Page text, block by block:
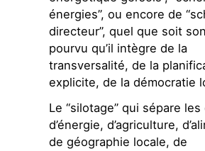
énergies”, ou encore de
directeur”, quel que soit
pourvu qu’il intègre de la
transversalité, de la
explicite, de la démocratie
Le “silotage” qui sépare
d’énergie, d’agriculture,
de géographie locale, de